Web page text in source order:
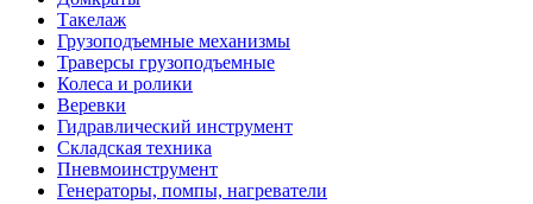
Такелаж
Грузоподъемные механизмы
Траверсы грузоподъемные
Колеса и ролики
Веревки
Гидравлический инструмент
Складская техника
Пневмоинструмент
Генераторы, помпы, нагреватели